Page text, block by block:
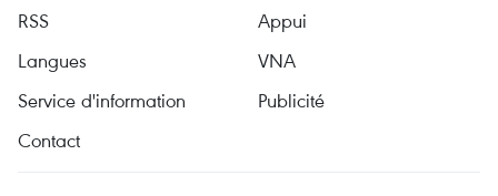
RSS
Appui
Langues
VNA
Service d'information
Publicité
Contact